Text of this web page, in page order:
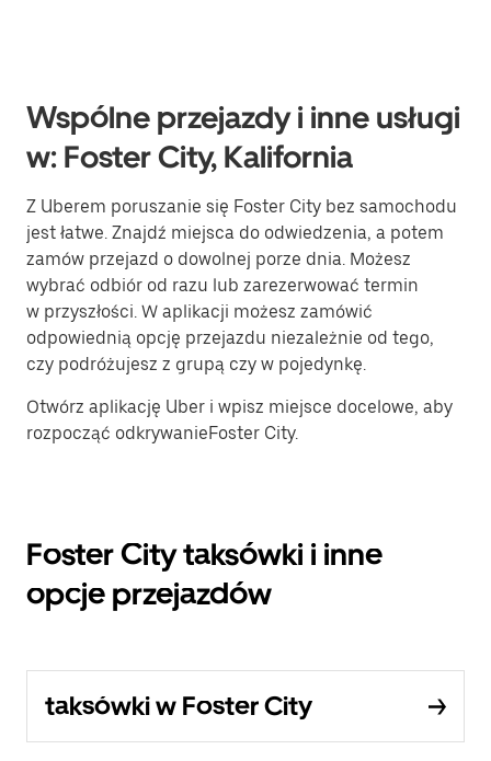
Wspólne przejazdy i inne usługi
w: Foster City, Kalifornia
Z Uberem poruszanie się Foster City bez samochodu
jest łatwe. Znajdź miejsca do odwiedzenia, a potem
zamów przejazd o dowolnej porze dnia. Możesz
wybrać odbiór od razu lub zarezerwować termin
w przyszłości. W aplikacji możesz zamówić
odpowiednią opcję przejazdu niezależnie od tego,
czy podróżujesz z grupą czy w pojedynkę.
Otwórz aplikację Uber i wpisz miejsce docelowe, aby
rozpocząć odkrywanieFoster City.
Foster City taksówki i inne
opcje przejazdów
taksówki w Foster City